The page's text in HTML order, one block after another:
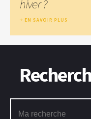
hiver ?
EN SAVOIR PLUS